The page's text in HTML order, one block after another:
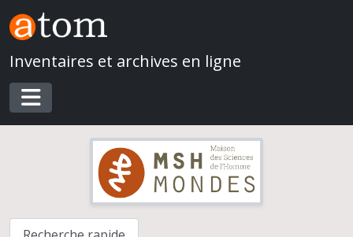
Skip to main content
Inventaires et archives en ligne
Toggle navigation